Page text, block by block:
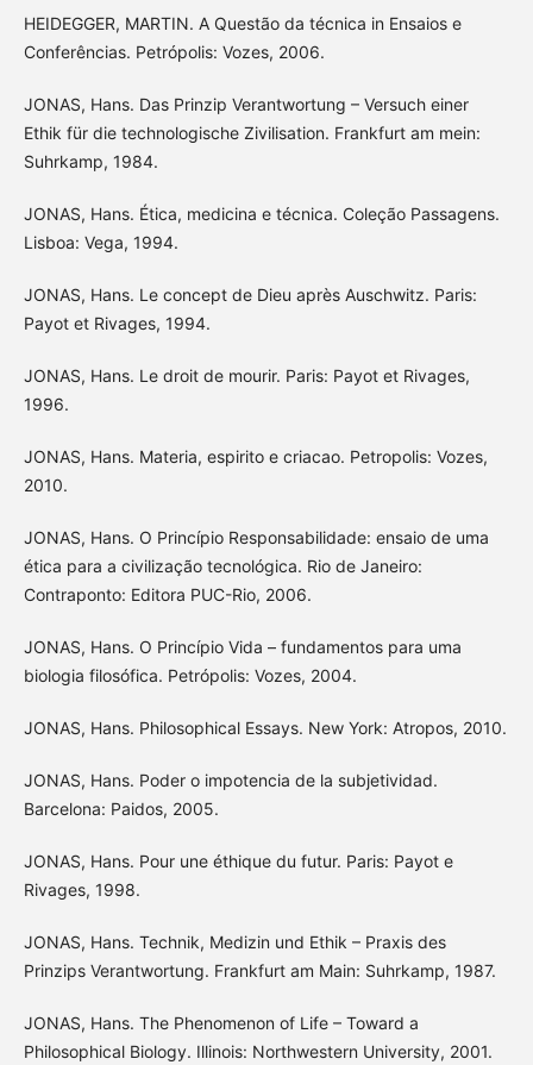
HEIDEGGER, MARTIN. A Questão da técnica in Ensaios e
Conferências. Petrópolis: Vozes, 2006.
JONAS, Hans. Das Prinzip Verantwortung – Versuch einer
Ethik für die technologische Zivilisation. Frankfurt am mein:
Suhrkamp, 1984.
JONAS, Hans. Ética, medicina e técnica. Coleção Passagens.
Lisboa: Vega, 1994.
JONAS, Hans. Le concept de Dieu après Auschwitz. Paris:
Payot et Rivages, 1994.
JONAS, Hans. Le droit de mourir. Paris: Payot et Rivages,
1996.
JONAS, Hans. Materia, espirito e criacao. Petropolis: Vozes,
2010.
JONAS, Hans. O Princípio Responsabilidade: ensaio de uma
ética para a civilização tecnológica. Rio de Janeiro:
Contraponto: Editora PUC-Rio, 2006.
JONAS, Hans. O Princípio Vida – fundamentos para uma
biologia filosófica. Petrópolis: Vozes, 2004.
JONAS, Hans. Philosophical Essays. New York: Atropos, 2010.
JONAS, Hans. Poder o impotencia de la subjetividad.
Barcelona: Paidos, 2005.
JONAS, Hans. Pour une éthique du futur. Paris: Payot e
Rivages, 1998.
JONAS, Hans. Technik, Medizin und Ethik – Praxis des
Prinzips Verantwortung. Frankfurt am Main: Suhrkamp, 1987.
JONAS, Hans. The Phenomenon of Life – Toward a
Philosophical Biology. Illinois: Northwestern University, 2001.